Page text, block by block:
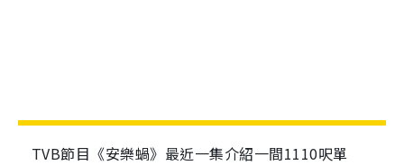
TVB節目《安樂蝸》最近一集介紹一間1110呎單